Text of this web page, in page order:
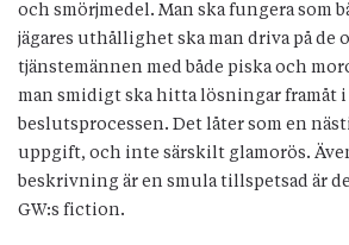
och smörjmedel. Man ska fungera som
jägares uthållighet ska man driva på de
tjänstemännen med både piska och
man smidigt ska hitta lösningar framåt
beslutsprocessen. Det låter som en
uppgift, och inte särskilt glamorös.
beskrivning är en smula tillspetsad är
GW:s fiction.